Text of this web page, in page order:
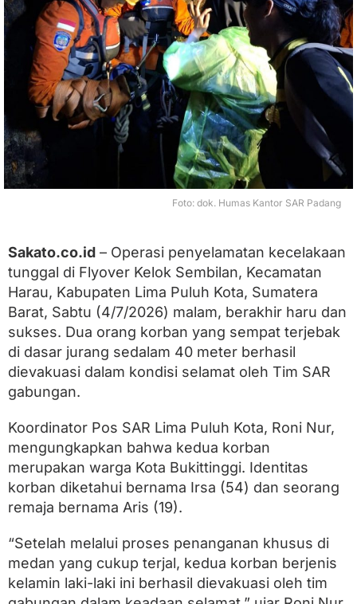
i
l
a
n
:
D
u
a
W
a
t
t
i
n
g
g
S
e
a
t
e
t
e
l
h
M
b
Foto: dok. Humas Kantor SAR Padang
Sakato.co.id – Operasi penyelamatan kecelakaan
tunggal di Flyover Kelok Sembilan, Kecamatan
Harau, Kabupaten Lima Puluh Kota, Sumatera
Barat, Sabtu (4/7/2026) malam, berakhir haru dan
sukses. Dua orang korban yang sempat terjebak
di dasar jurang sedalam 40 meter berhasil
dievakuasi dalam kondisi selamat oleh Tim SAR
gabungan.
Koordinator Pos SAR Lima Puluh Kota, Roni Nur,
mengungkapkan bahwa kedua korban
merupakan warga Kota Bukittinggi. Identitas
korban diketahui bernama Irsa (54) dan seorang
remaja bernama Aris (19).
“Setelah melalui proses penanganan khusus di
medan yang cukup terjal, kedua korban berjenis
kelamin laki-laki ini berhasil dievakuasi oleh tim